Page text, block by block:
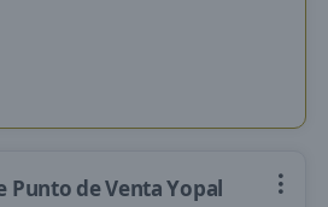
de Venta Yopal